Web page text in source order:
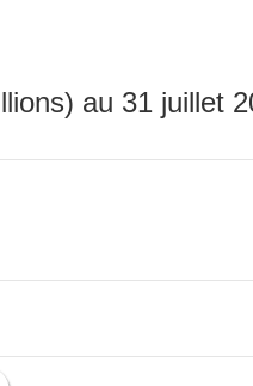
au 31 juillet